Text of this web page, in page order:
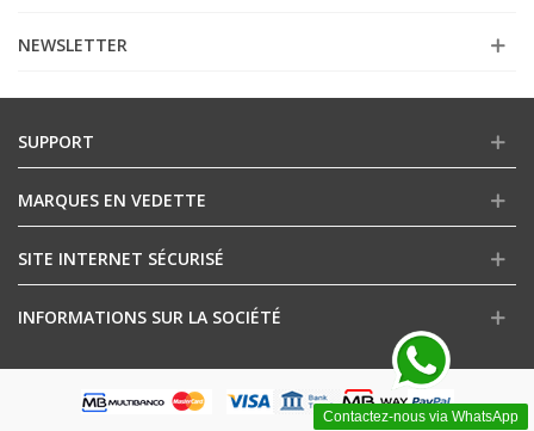
NEWSLETTER
Contactez-nous via WhatsApp
SUPPORT
MARQUES EN VEDETTE
SITE INTERNET SÉCURISÉ
INFORMATIONS SUR LA SOCIÉTÉ